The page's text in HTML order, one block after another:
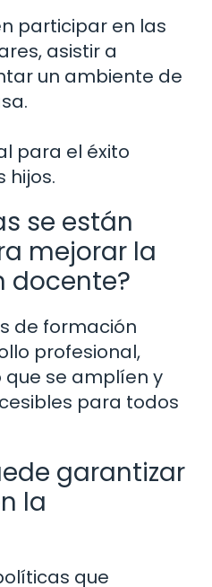
participar en las
asistir a
un ambiente de
para el éxito
hijos.
se están
mejorar la
docente?
de formación
profesional,
que se amplíen y
para todos
garantizar
la
que